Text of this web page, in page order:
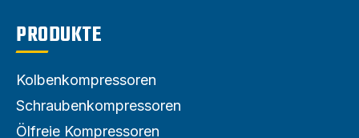
PRODUKTE
Kolbenkompressoren
Schraubenkompressoren
Ölfreie Kompressoren